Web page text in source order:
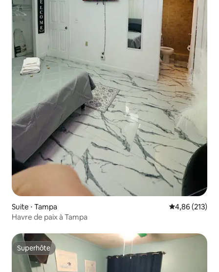
Suite ⋅ Tampa Évaluation
4,86 (213)
Havre de paix à Tampa
Superhôte
Superhôte